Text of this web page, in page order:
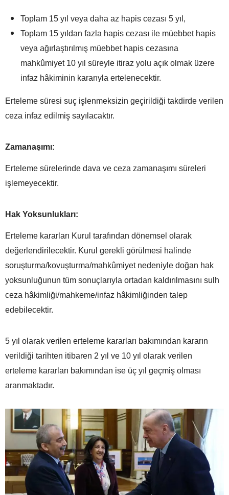
Toplam 15 yıl veya daha az hapis cezası 5 yıl,
Toplam 15 yıldan fazla hapis cezası ile müebbet hapis
veya ağırlaştırılmış müebbet hapis cezasına
mahkûmiyet 10 yıl süreyle itiraz yolu açık olmak üzere
infaz hâkiminin kararıyla ertelenecektir.
Erteleme süresi suç işlenmeksizin geçirildiği takdirde verilen
ceza infaz edilmiş sayılacaktır.
Zamanaşımı:
Erteleme sürelerinde dava ve ceza zamanaşımı süreleri
işlemeyecektir.
Hak Yoksunlukları:
Erteleme kararları Kurul tarafından dönemsel olarak
değerlendirilecektir. Kurul gerekli görülmesi halinde
soruşturma/kovuşturma/mahkûmiyet nedeniyle doğan hak
yoksunluğunun tüm sonuçlarıyla ortadan kaldırılmasını sulh
ceza hâkimliği/mahkeme/infaz hâkimliğinden talep
edebilecektir.
5 yıl olarak verilen erteleme kararları bakımından kararın
verildiği tarihten itibaren 2 yıl ve 10 yıl olarak verilen
erteleme kararları bakımından ise üç yıl geçmiş olması
aranmaktadır.